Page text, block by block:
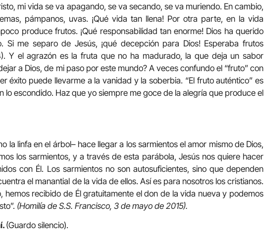
mi vida se va apagando, se va secando, se va muriendo. En cambio,
pámpanos, uvas. ¡Qué vida tan llena! Por otra parte, en la vida
produce frutos. ¡Qué responsabilidad tan enorme! Dios ha querido
Si me separo de Jesús, ¡qué decepción para Dios! Esperaba frutos
Y el agrazón es la fruta que no ha madurado, la que deja un sabor
a Dios, de mi paso por este mundo? A veces confundo el “fruto” con
éxito puede llevarme a la vanidad y la soberbia. “El fruto auténtico” es
lo escondido. Haz que yo siempre me goce de la alegría que produce el
la linfa en el árbol– hace llegar a los sarmientos el amor mismo de Dios,
los sarmientos, y a través de esta parábola, Jesús nos quiere hacer
con Él. Los sarmientos no son autosuficientes, sino que dependen
el manantial de la vida de ellos. Así es para nosotros los cristianos.
hemos recibido de Él gratuitamente el don de la vida nueva y podemos
(Homilía de S.S. Francisco, 3 de mayo de 2015).
(Guardo silencio).